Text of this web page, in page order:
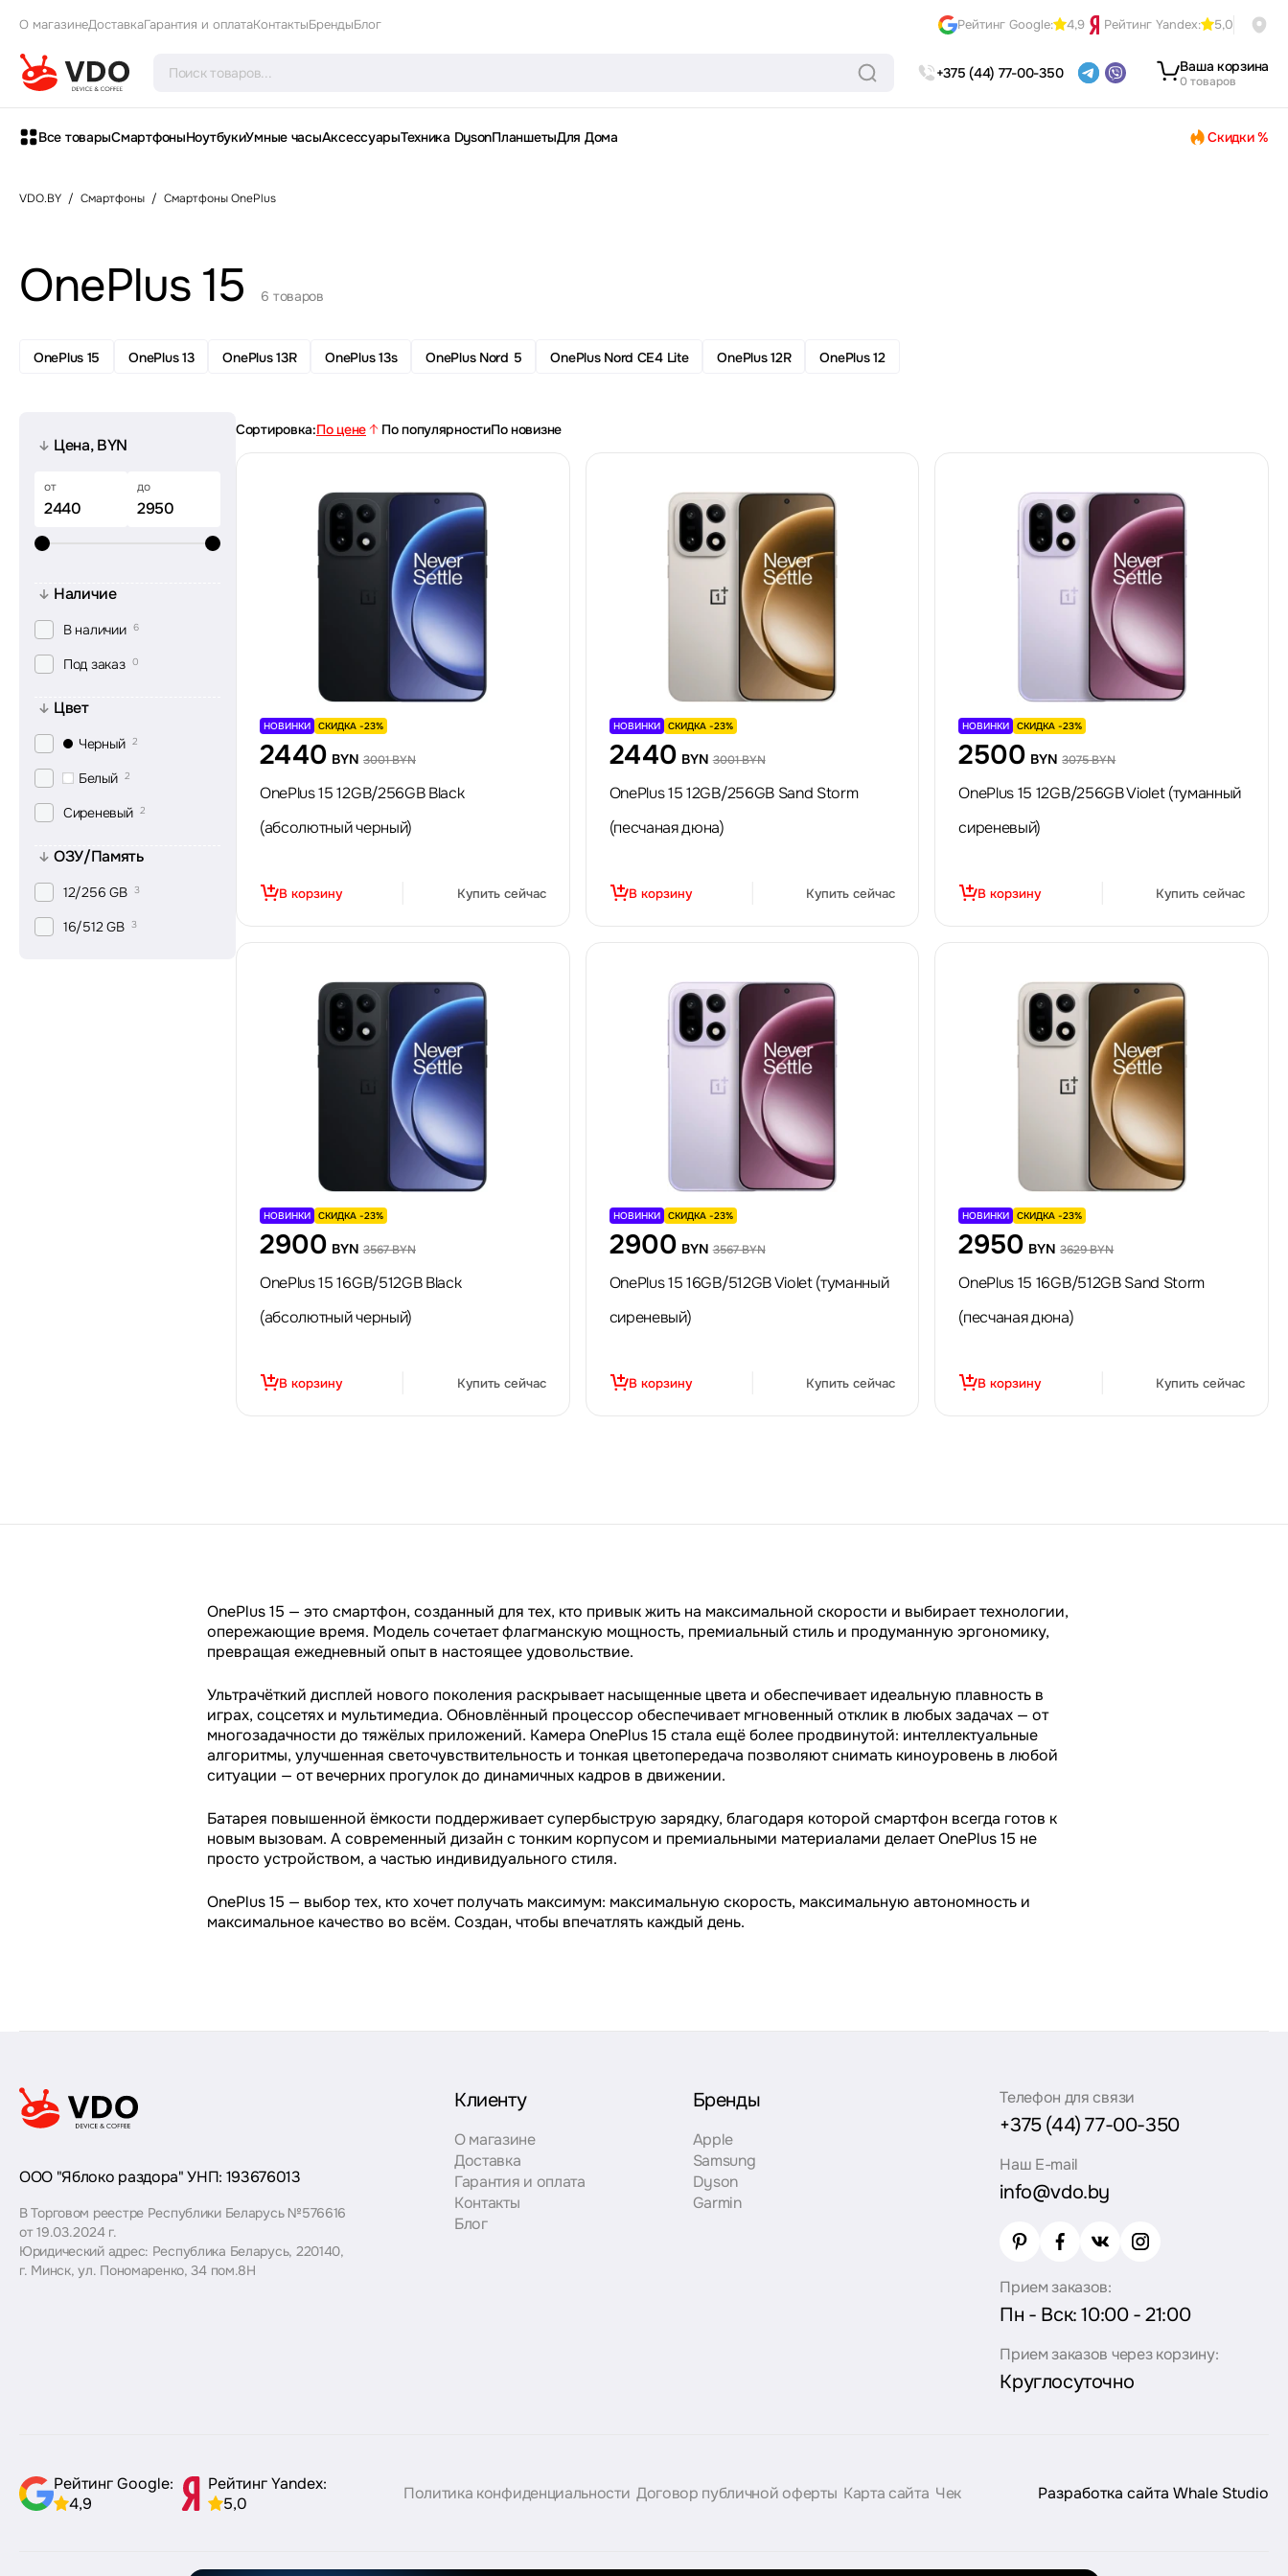
О магазинеДоставкаГарантия и оплатаКонтактыБрендыБлог Рейтинг Google: 4,9 Рейтинг Yandex: 5,0
+375 (44) 77-00-350 Ваша корзина
0 товаров
Все товарыСмартфоныНоутбукиУмные часыАксессуарыТехника DysonПланшетыДля Дома Скидки %
VDO.BY / Смартфоны / Смартфоны OnePlus
OnePlus 15 6 товаров
OnePlus 15 OnePlus 13 OnePlus 13R OnePlus 13s OnePlus Nord 5 OnePlus Nord CE4 Lite OnePlus 12R OnePlus 12
Цена, BYN
от до
Наличие
В наличии 6
Под заказ 0
Цвет
Черный 2
Белый 2
Сиреневый 2
ОЗУ/Память
12/256 GB 3
16/512 GB 3
Сортировка:По цене По популярностиПо новизне
НОВИНКИ СКИДКА -23%
2440 BYN 3001 BYN
OnePlus 15 12GB/256GB Black
(абсолютный черный)
В корзину Купить сейчас
НОВИНКИ СКИДКА -23%
2440 BYN 3001 BYN
OnePlus 15 12GB/256GB Sand Storm
(песчаная дюна)
В корзину Купить сейчас
НОВИНКИ СКИДКА -23%
2500 BYN 3075 BYN
OnePlus 15 12GB/256GB Violet (туманный
сиреневый)
В корзину Купить сейчас
НОВИНКИ СКИДКА -23%
2900 BYN 3567 BYN
OnePlus 15 16GB/512GB Black
(абсолютный черный)
В корзину Купить сейчас
НОВИНКИ СКИДКА -23%
2900 BYN 3567 BYN
OnePlus 15 16GB/512GB Violet (туманный
сиреневый)
В корзину Купить сейчас
НОВИНКИ СКИДКА -23%
2950 BYN 3629 BYN
OnePlus 15 16GB/512GB Sand Storm
(песчаная дюна)
В корзину Купить сейчас
OnePlus 15 — это смартфон, созданный для тех, кто привык жить на максимальной скорости и выбирает технологии,
опережающие время. Модель сочетает флагманскую мощность, премиальный стиль и продуманную эргономику,
превращая ежедневный опыт в настоящее удовольствие.
Ультрачёткий дисплей нового поколения раскрывает насыщенные цвета и обеспечивает идеальную плавность в
играх, соцсетях и мультимедиа. Обновлённый процессор обеспечивает мгновенный отклик в любых задачах — от
многозадачности до тяжёлых приложений. Камера OnePlus 15 стала ещё более продвинутой: интеллектуальные
алгоритмы, улучшенная светочувствительность и тонкая цветопередача позволяют снимать киноуровень в любой
ситуации — от вечерних прогулок до динамичных кадров в движении.
Батарея повышенной ёмкости поддерживает супербыструю зарядку, благодаря которой смартфон всегда готов к
новым вызовам. А современный дизайн с тонким корпусом и премиальными материалами делает OnePlus 15 не
просто устройством, а частью индивидуального стиля.
OnePlus 15 — выбор тех, кто хочет получать максимум: максимальную скорость, максимальную автономность и
максимальное качество во всём. Создан, чтобы впечатлять каждый день.
ООО "Яблоко раздора" УНП: 193676013
В Торговом реестре Республики Беларусь №576616
от 19.03.2024 г.
Юридический адрес: Республика Беларусь, 220140,
г. Минск, ул. Пономаренко, 34 пом.8Н
Клиенту
О магазине
Доставка
Гарантия и оплата
Контакты
Блог
Бренды
Apple
Samsung
Dyson
Garmin
Телефон для связи
+375 (44) 77-00-350
Наш E-mail
info@vdo.by
Прием заказов:
Пн - Вск: 10:00 - 21:00
Прием заказов через корзину:
Круглосуточно
Рейтинг Google:
4,9
Рейтинг Yandex:
5,0
Политика конфиденциальности Договор публичной оферты Карта сайта Чек Разработка сайта Whale Studio